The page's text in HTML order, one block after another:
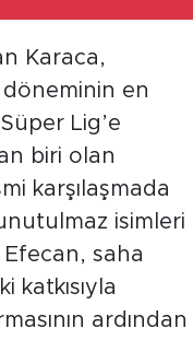
Karaca,
en
Lig’e
biri olan
karşılaşmada
isimleri
Efecan, saha
katkısıyla
ardından